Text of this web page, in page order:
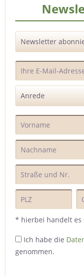
* hierbei handelt es
Ich habe die
genommen.